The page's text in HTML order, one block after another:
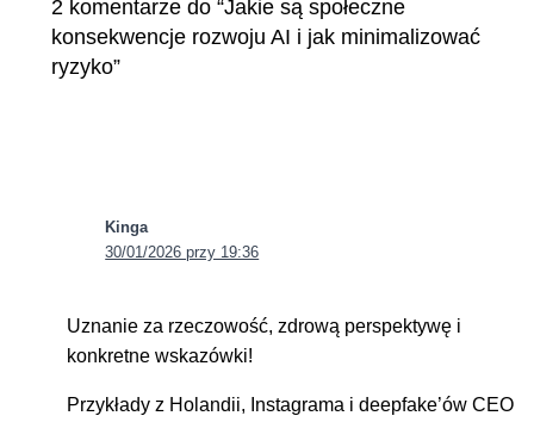
2 komentarze do “Jakie są społeczne
konsekwencje rozwoju AI i jak minimalizować
ryzyko”
Kinga
30/01/2026 przy 19:36
Uznanie za rzeczowość, zdrową perspektywę i
konkretne wskazówki!
Przykłady z Holandii, Instagrama i deepfake’ów CEO